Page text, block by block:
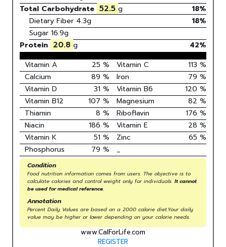
Total Carbohydrate 52.5 g 18%
Dietary Fiber 4.3g
18%
Sugar 16.9g
Protein 20.8 g 42%
Vitamin A
25 % Vitamin C 113 %
Calcium
89 % Iron 79 %
Vitamin D
31 % Vitamin B6 120 %
Vitamin B12
107 % Magnesium 82 %
Thiamin
8 % Riboflavin 176 %
Niacin
186 % Vitamin E 28 %
Vitamin K
51 % Zinc 65 %
Phosphorus
79 % _
Condition
Food nutrition information comes from users. The objective is to
calculate calories and control weight only for individuals. It cannot
be used for medical reference.
Annotation
Percent Daily Values are based on a 2000 calorie diet.Your daily
value may be higher or lower depending on your calorie needs.
www.CalForLife.com
REGISTER